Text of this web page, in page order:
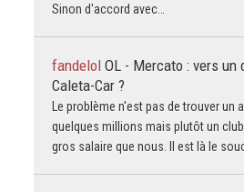
Sinon d'accord avec…
fandelol OL - Mercato : vers un
Caleta-Car ?
Le problème n'est pas de trouver un
quelques millions mais plutôt un
gros salaire que nous. Il est là le